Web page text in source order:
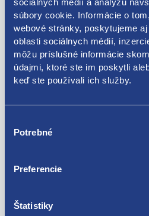
sociálnych médií a analýzu
súbory cookie. Informácie o
webové stránky, poskytujeme
oblasti sociálnych médií,
môžu príslušné informácie
údajmi, ktoré ste im poskytli
keď ste používali ich služby.
súhlasu
Potrebné
Preferencie
Štatistiky
Kódy produktov
Dacia Logan 2004 - 2008
Renault Clio 1996 - 1998